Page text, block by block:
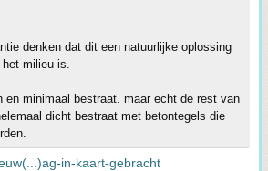
denken dat dit een natuurlijke oplossing
milieu is.
en minimaal bestraat. maar echt de rest van
dicht bestraat met betontegels die
in-kaart-gebracht